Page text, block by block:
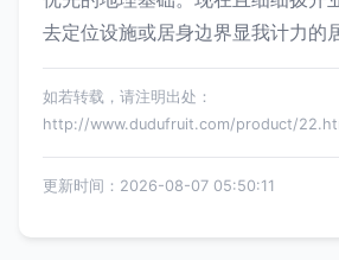
去定位设施或居身边界显我计力的
如若转载，请注明出处：
http://www.dudufruit.com/product/
更新时间：2026-08-07 05:50:11